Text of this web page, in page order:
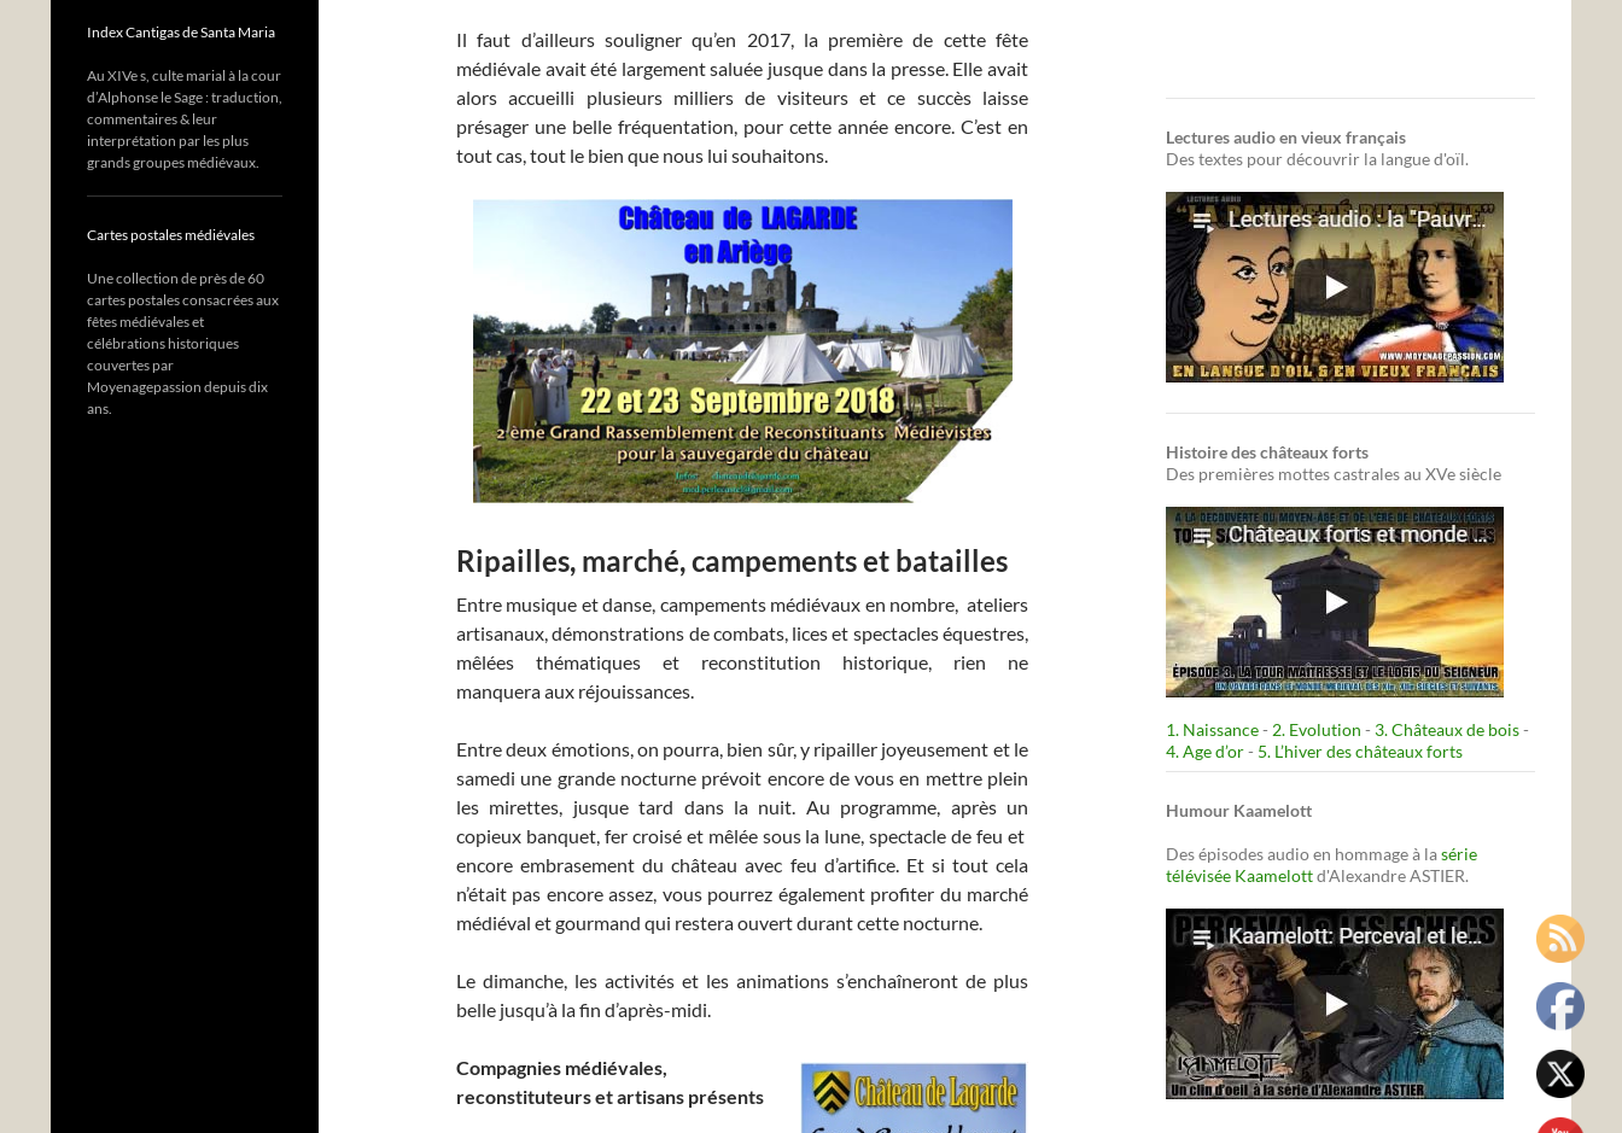
Il faut d’ailleurs souligner qu’en 2017, la première de cette fête
médiévale avait été largement saluée jusque dans la presse. Elle avait
alors accueilli plusieurs milliers de visiteurs et ce succès laisse
présager une belle fréquentation, pour cette année encore. C’est en
tout cas, tout le bien que nous lui souhaitons.
Ripailles, marché, campements et batailles
Entre musique et danse, campements médiévaux en nombre, ateliers
artisanaux, démonstrations de combats, lices et spectacles équestres,
mêlées thématiques et reconstitution historique, rien ne
manquera aux réjouissances.
Entre deux émotions, on pourra, bien sûr, y ripailler joyeusement et le
samedi une grande nocturne prévoit encore de vous en mettre plein
les mirettes, jusque tard dans la nuit. Au programme, après un
copieux banquet, fer croisé et mêlée sous la lune, spectacle de feu et
encore embrasement du château avec feu d’artifice. Et si tout cela
n’était pas encore assez, vous pourrez également profiter du marché
médiéval et gourmand qui restera ouvert durant cette nocturne.
Le dimanche, les activités et les animations s’enchaîneront de plus
belle jusqu’à la fin d’après-midi.
Compagnies médiévales,
reconstituteurs et artisans présents
Lectures audio en vieux français
Des textes pour découvrir la langue d'oïl.
Histoire des châteaux forts
Des premières mottes castrales au XVe siècle
1. Naissance- 2. Evolution - 3. Châteaux de bois-
4. Age d’or- 5. L’hiver des châteaux forts
Humour Kaamelott
Des épisodes audio en hommage à lasérie
télévisée Kaamelottd'Alexandre ASTIER.
Index Cantigas de Santa Maria
Au XIVe s, culte marial à la cour
d’Alphonse le Sage : traduction,
commentaires & leur
interprétation par les plus
grands groupes médiévaux.
Cartes postales médiévales
Une collection de près de 60
cartes postales consacrées aux
fêtes médiévales et
célébrations historiques
couvertes par
Moyenagepassion depuis dix
ans.